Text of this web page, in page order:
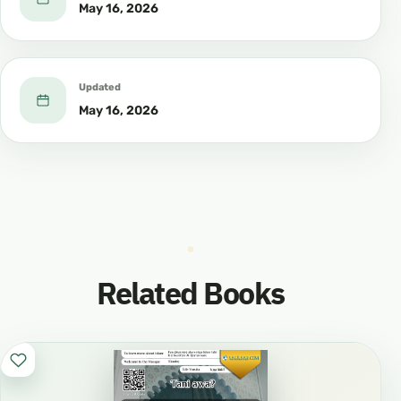
bẹ titi laelae:
• Aasia: ti o gba Ọlọhun gbọ, o si tọju Anabi Musa
May 16, 2026
Updated
May 16, 2026
Related Books